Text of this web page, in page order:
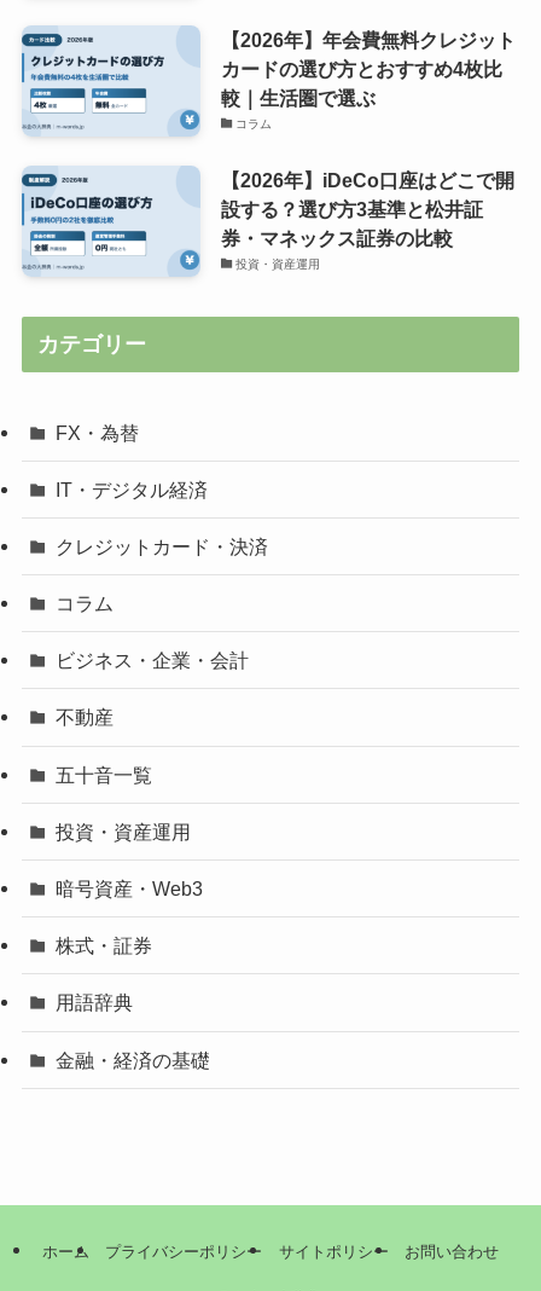
【2026年】年会費無料クレジット
カードの選び方とおすすめ4枚比
較｜生活圏で選ぶ
コラム
【2026年】iDeCo口座はどこで開
設する？選び方3基準と松井証
券・マネックス証券の比較
投資・資産運用
カテゴリー
FX・為替
IT・デジタル経済
クレジットカード・決済
コラム
ビジネス・企業・会計
不動産
五十音一覧
投資・資産運用
暗号資産・Web3
株式・証券
用語辞典
金融・経済の基礎
ホーム プライバシーポリシー サイトポリシー お問い合わせ